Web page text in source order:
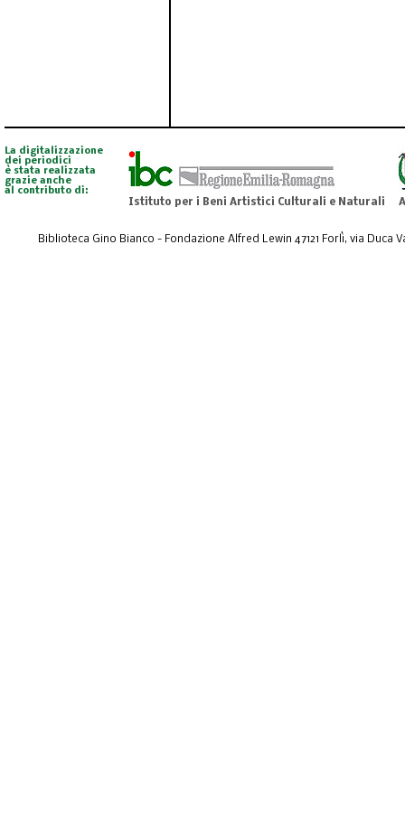
La digitalizzazione
dei periodici
è stata realizzata
grazie anche
al contributo di:
Istituto per i Beni Artistici Culturali e Naturali
Biblioteca Gino Bianco - Fondazione Alfred Lewin 47121 Forlì, via Duca